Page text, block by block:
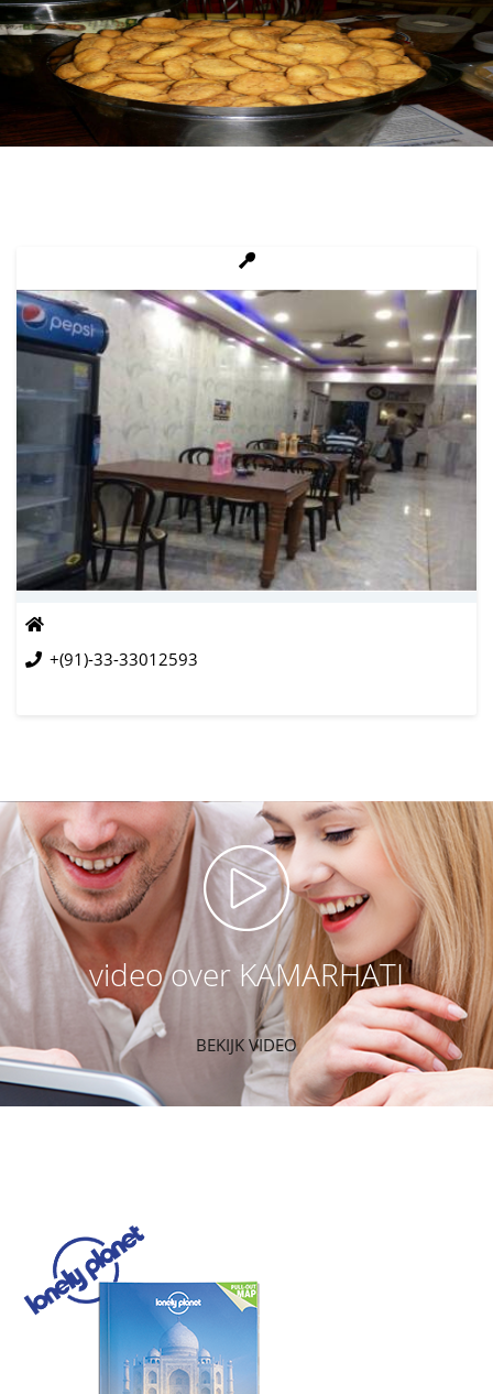
+(91)-33-33012593
video over KAMARHATI
BEKIJK VIDEO